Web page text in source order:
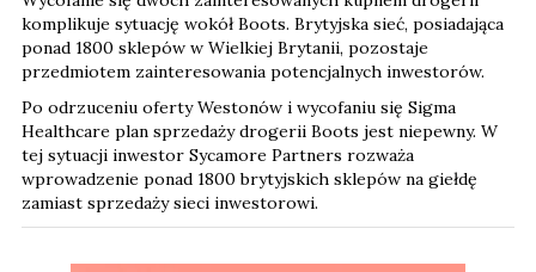
komplikuje sytuację wokół Boots. Brytyjska sieć, posiadająca
ponad 1800 sklepów w Wielkiej Brytanii, pozostaje
przedmiotem zainteresowania potencjalnych inwestorów.
Po odrzuceniu oferty Westonów i wycofaniu się Sigma
Healthcare plan sprzedaży drogerii Boots jest niepewny. W
tej sytuacji inwestor Sycamore Partners rozważa
wprowadzenie ponad 1800 brytyjskich sklepów na giełdę
zamiast sprzedaży sieci inwestorowi.